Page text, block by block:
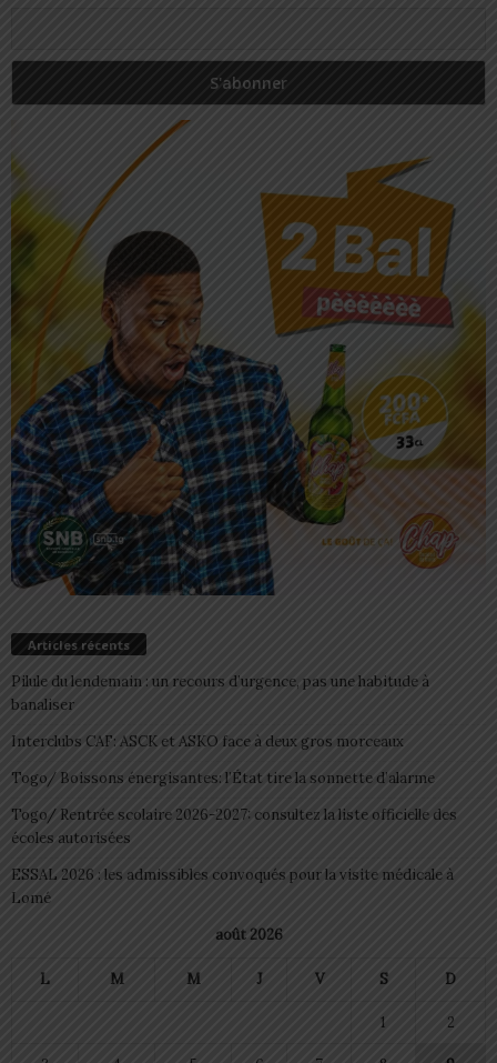
Articles récents
Pilule du lendemain : un recours d’urgence, pas une habitude à
banaliser
Interclubs CAF: ASCK et ASKO face à deux gros morceaux
Togo/ Boissons énergisantes: l’État tire la sonnette d’alarme
Togo/ Rentrée scolaire 2026-2027: consultez la liste officielle des
écoles autorisées
ESSAL 2026 : les admissibles convoqués pour la visite médicale à
Lomé
août 2026
L M M J V S D
1 2